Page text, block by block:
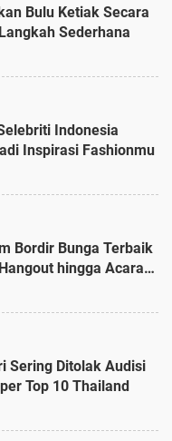
Bulu Ketiak Secara
Sederhana
Indonesia
Inspirasi Fashionmu
Bordir Bunga Terbaik
hingga Acara
Sering Ditolak Audisi
Top 10 Thailand